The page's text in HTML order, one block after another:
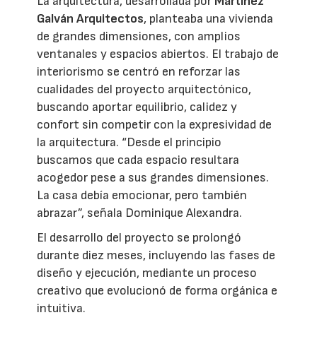
Galván Arquitectos, planteaba una vivienda
de grandes dimensiones, con amplios
ventanales y espacios abiertos. El trabajo de
interiorismo se centró en reforzar las
cualidades del proyecto arquitectónico,
buscando aportar equilibrio, calidez y
confort sin competir con la expresividad de
la arquitectura. “Desde el principio
buscamos que cada espacio resultara
acogedor pese a sus grandes dimensiones.
La casa debía emocionar, pero también
abrazar”, señala Dominique Alexandra.
El desarrollo del proyecto se prolongó
durante diez meses, incluyendo las fases de
diseño y ejecución, mediante un proceso
creativo que evolucionó de forma orgánica e
intuitiva.